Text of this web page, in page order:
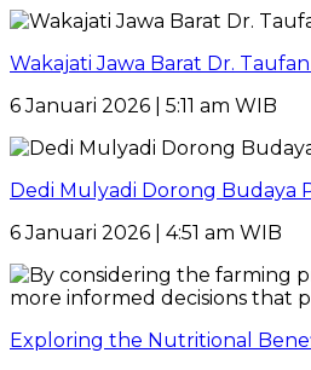
Wakajati Jawa Barat Dr.
6 Januari 2026 | 5:11 am WIB
Dedi Mulyadi Dorong Budaya
6 Januari 2026 | 4:51 am WIB
Exploring the Nutritional